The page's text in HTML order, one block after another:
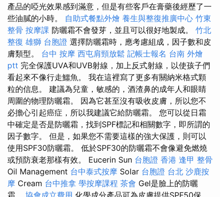
產品的啞光效果感到滿意，但是有些客戶在膏藥後經歷了一
些油膩的小時。 自助式餐點外燴 養生與整復推廣中心 竹東
整骨 按摩課 防曬霜不會發芽，並且可以很好地製成。 竹北
整復 雄獅 台胞證 選擇防曬霜時，應考慮組成，因子數和皮
膚類型。 台中 按摩 西屯肩頸放鬆 記帳士報名 台南 外燴
ptt 完全保護UVA和UVB射線，加上反式射線，以使孩子們
看起來不像行走鱷魚。 我在這裡寫了更多有關納米格式顆
粒的信息。 建議為兒童，敏感的，酒渣鼻的成年人和眼睛
周圍的物理防曬霜。 因為它甚至沒有吸收皮膚，所以您不
必擔心引起癌症，所以我建議它給防曬霜。 您可以從日霜
中確定是否是防曬霜，找到SPF標記和相關數字，即所謂的
因子數字。 但是，如果您不需要這樣的強大保護，則可以
使用SPF30防曬霜。 低於SPF30的防曬霜不會像避免燃燒
或預防衰老那樣有效。 Eucerin Sun 台胞證 香港 逢甲 整骨
Oil Management 台中泰式按摩 Solar 台胞證 台北 沙鹿按
摩 Cream 台中推拿 學按摩課程 茶會 Gel是臉上的防曬
霜。 協會成立費用 化學成分產品可為皮膚提供SPF50保